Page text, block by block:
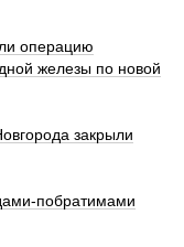
операцию
железы по новой
закрыли
побратимами